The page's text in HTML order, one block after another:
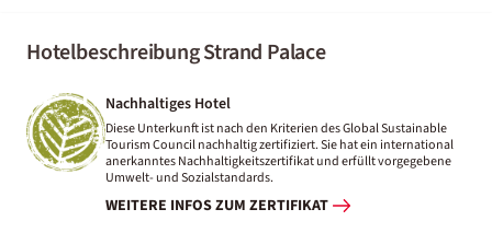
Hotelbeschreibung Strand Palace
Nachhaltiges Hotel
Diese Unterkunft ist nach den Kriterien des Global Sustainable
Tourism Council nachhaltig zertifiziert. Sie hat ein international
anerkanntes Nachhaltigkeitszertifikat und erfüllt vorgegebene
Umwelt- und Sozialstandards.
WEITERE INFOS ZUM ZERTIFIKAT